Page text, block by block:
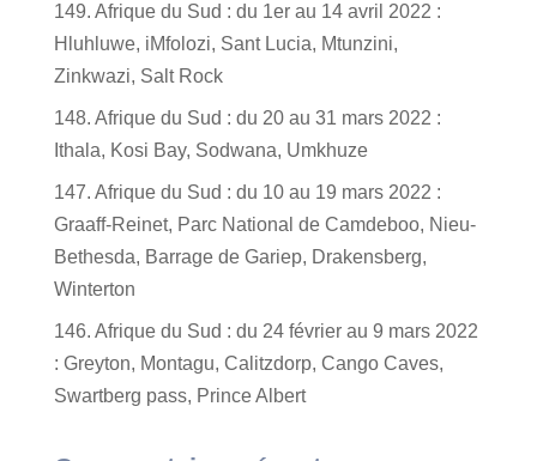
149. Afrique du Sud : du 1er au 14 avril 2022 :
Hluhluwe, iMfolozi, Sant Lucia, Mtunzini,
Zinkwazi, Salt Rock
148. Afrique du Sud : du 20 au 31 mars 2022 :
Ithala, Kosi Bay, Sodwana, Umkhuze
147. Afrique du Sud : du 10 au 19 mars 2022 :
Graaff-Reinet, Parc National de Camdeboo, Nieu-
Bethesda, Barrage de Gariep, Drakensberg,
Winterton
146. Afrique du Sud : du 24 février au 9 mars 2022
: Greyton, Montagu, Calitzdorp, Cango Caves,
Swartberg pass, Prince Albert